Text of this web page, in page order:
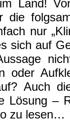
Land!
die
nur
sich auf
oder
Auch
Lösung –
zu lesen…